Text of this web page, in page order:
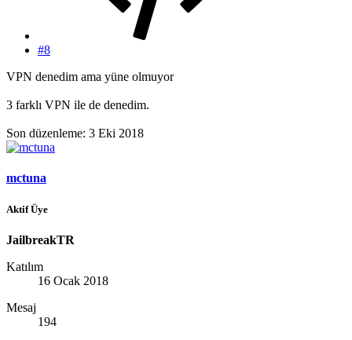
#8
VPN denedim ama yüne olmuyor
3 farklı VPN ile de denedim.
Son düzenleme: 3 Eki 2018
mctuna
Aktif Üye
JailbreakTR
Katılım
16 Ocak 2018
Mesaj
194